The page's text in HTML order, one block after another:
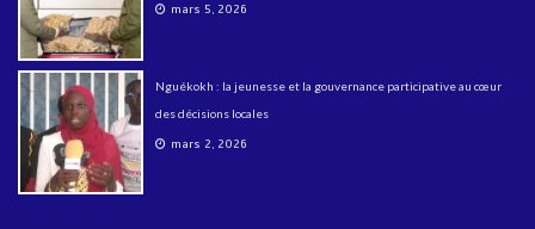
mars 5, 2026
Nguékokh : la jeunesse et la gouvernance participative au cœur
des décisions locales
mars 2, 2026